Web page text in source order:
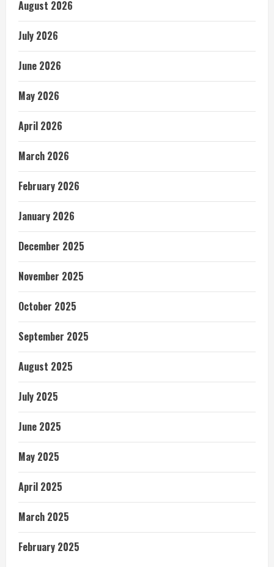
August 2026
July 2026
June 2026
May 2026
April 2026
March 2026
February 2026
January 2026
December 2025
November 2025
October 2025
September 2025
August 2025
July 2025
June 2025
May 2025
April 2025
March 2025
February 2025